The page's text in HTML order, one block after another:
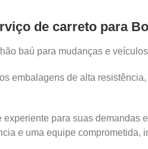
de carreto para
baú para mudanças e
embalagens de alta
experiente para suas demandas
e uma equipe comprometida,